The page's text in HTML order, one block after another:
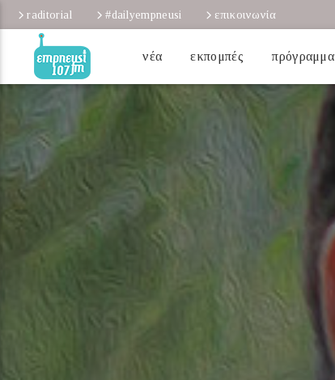
raditorial #dailyempneusi επικοινωνία
νέα εκπομπές πρόγραμμα